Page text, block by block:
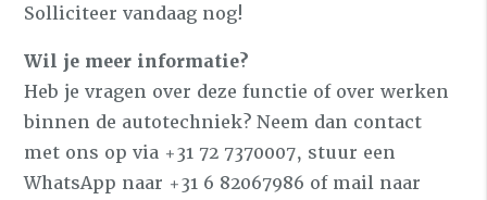
Solliciteer vandaag nog!
Wil je meer informatie?
Heb je vragen over deze functie of over werken
binnen de autotechniek? Neem dan contact
met ons op via +31 72 7370007, stuur een
WhatsApp naar +31 6 82067986 of mail naar